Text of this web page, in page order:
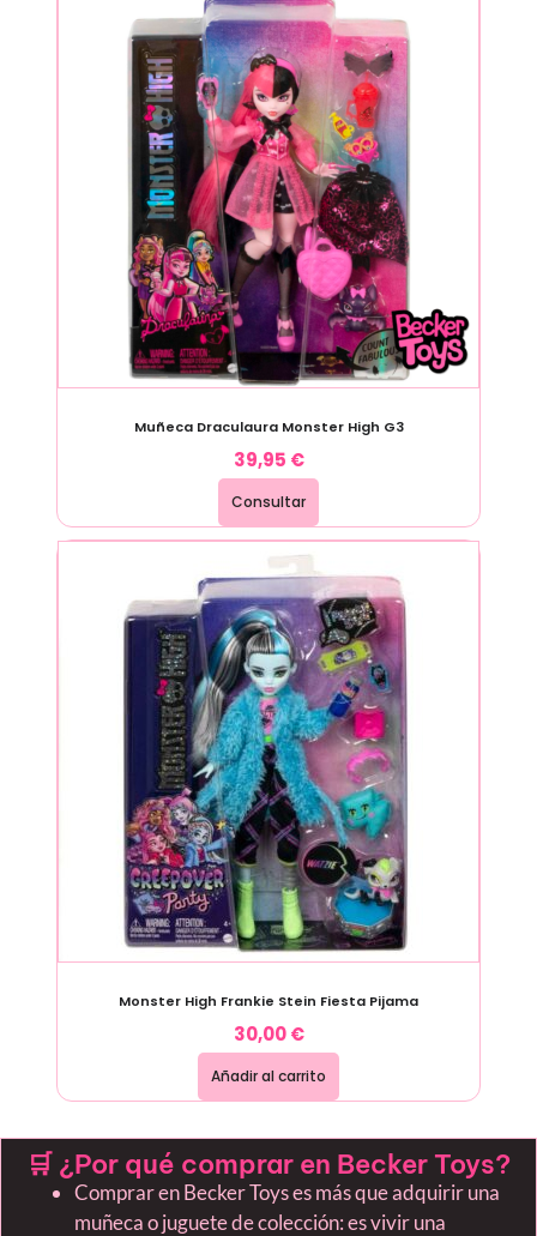
Muñeca Draculaura Monster High G3
39,95 €
Consultar
Monster High Frankie Stein Fiesta Pijama
30,00€
Añadir al carrito
🛒 ¿Por qué comprar en Becker Toys?
Comprar en Becker Toys es más que adquirir una
muñeca o juguete de colección: es vivir una